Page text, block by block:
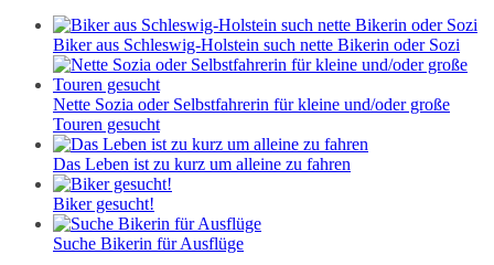
Biker aus Schleswig-Holstein such nette Bikerin oder Sozi
Nette Sozia oder Selbstfahrerin für kleine und/oder große
Touren gesucht
Das Leben ist zu kurz um alleine zu fahren
Biker gesucht!
Suche Bikerin für Ausflüge